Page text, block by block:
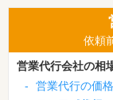
依頼
営業代行会社の相
-
営業代行の価